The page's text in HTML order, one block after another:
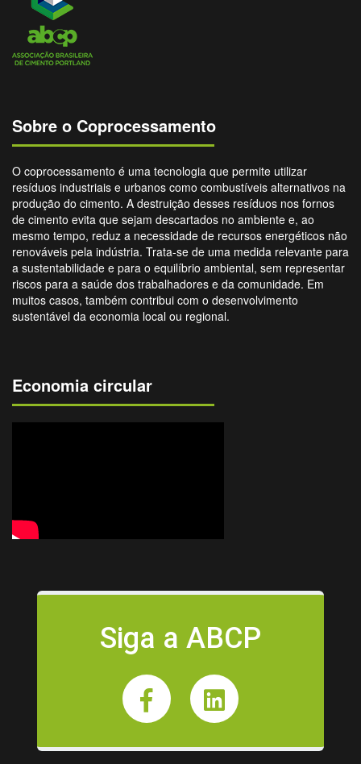
Sobre o Coprocessamento
O coprocessamento é uma tecnologia que permite utilizar
resíduos industriais e urbanos como combustíveis alternativos na
produção do cimento. A destruição desses resíduos nos fornos
de cimento evita que sejam descartados no ambiente e, ao
mesmo tempo, reduz a necessidade de recursos energéticos não
renováveis pela indústria. Trata-se de uma medida relevante para
a sustentabilidade e para o equilíbrio ambiental, sem representar
riscos para a saúde dos trabalhadores e da comunidade. Em
muitos casos, também contribui com o desenvolvimento
sustentável da economia local ou regional.
Economia circular
Siga a ABCP